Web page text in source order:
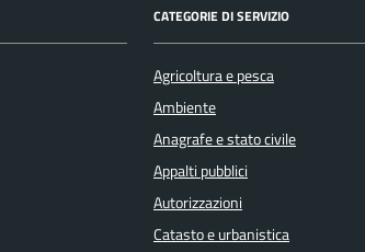
CATEGORIE DI SERVIZIO
Agricoltura e pesca
Ambiente
Anagrafe e stato civile
Appalti pubblici
Autorizzazioni
Catasto e urbanistica